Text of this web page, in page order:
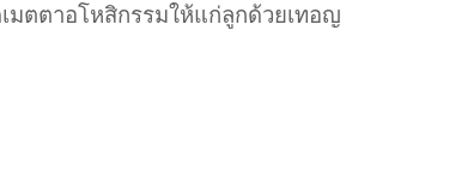
มตตาอโหสิกรรมให้แก่ลูกด้วยเทอญ